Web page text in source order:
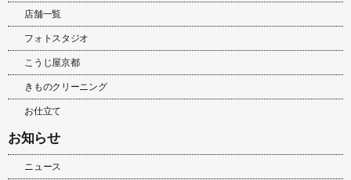
店舗一覧
フォトスタジオ
こうじ屋京都
きものクリーニング
お仕立て
お知らせ
ニュース